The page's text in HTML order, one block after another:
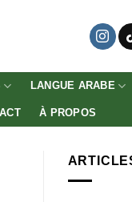
LANGUE ARABE
À PROPOS